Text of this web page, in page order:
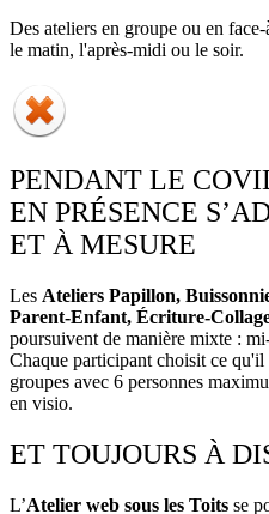
Des ateliers en groupe ou en
le matin, l'après-midi ou le soir.
PENDANT LE
EN PRÉSENCE
ET À MESURE
Les Ateliers Papillon,
Parent-Enfant, Écriture-
poursuivent de manière mixte :
Chaque participant choisit ce qu'il
groupes avec 6 personnes
en visio.
ET TOUJOURS À
L’Atelier web sous les Toits se